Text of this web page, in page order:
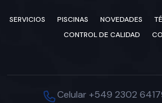
SERVICIOS PISCINAS NOVEDADES
CONTROL DE CALIDAD
Celular +549 2302